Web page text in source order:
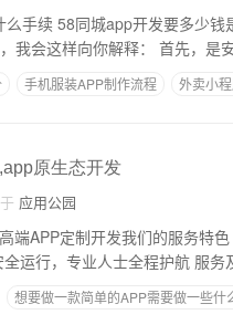
手续 58同城app开发要多少
区。 得到你的帮助
手机服装APP制作流程 外卖小
原生态开发
应用公园
决方案 :独立
想要做一款简单的APP需要做一些什